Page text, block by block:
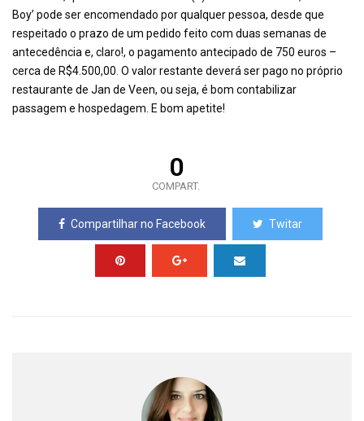
Boy’ pode ser encomendado por qualquer pessoa, desde que
respeitado o prazo de um pedido feito com duas semanas de
antecedência e, claro!, o pagamento antecipado de 750 euros –
cerca de R$4.500,00. O valor restante deverá ser pago no próprio
restaurante de Jan de Veen, ou seja, é bom contabilizar
passagem e hospedagem. E bom apetite!
0
COMPART.
Compartilhar no Facebook Twitar